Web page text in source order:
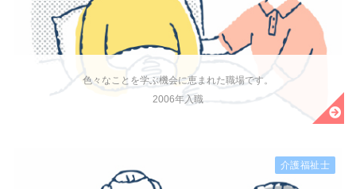
色々なことを学ぶ機会に恵まれた職場です。
2006年入職
介護福祉士